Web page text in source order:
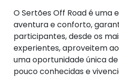
O Sertões Off Road é uma
aventura e conforto,
participantes, desde os
experientes, aproveitem
uma oportunidade única
pouco conhecidas e